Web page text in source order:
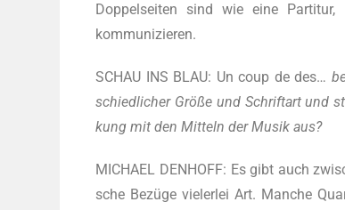
Dop­pel­sei­ten sind wie eine
kommunizieren.
SCHAU INS BLAU: Un coup de des…
schied­li­cher Grö­ße und Schrift­art und
kung mit den Mit­teln der Musik aus?
MICHAEL DENHOFF: Es gibt auch
sche Bezü­ge vie­ler­lei Art. Man­che